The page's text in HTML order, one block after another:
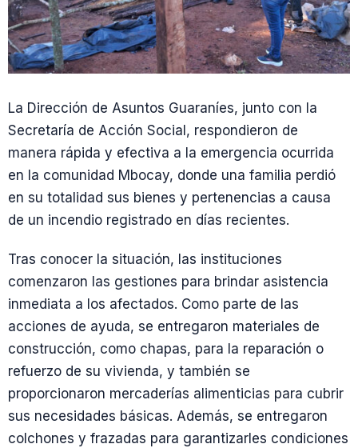
La Dirección de Asuntos Guaraníes, junto con la
Secretaría de Acción Social, respondieron de
manera rápida y efectiva a la emergencia ocurrida
en la comunidad Mbocay, donde una familia perdió
en su totalidad sus bienes y pertenencias a causa
de un incendio registrado en días recientes.
Tras conocer la situación, las instituciones
comenzaron las gestiones para brindar asistencia
inmediata a los afectados. Como parte de las
acciones de ayuda, se entregaron materiales de
construcción, como chapas, para la reparación o
refuerzo de su vivienda, y también se
proporcionaron mercaderías alimenticias para cubrir
sus necesidades básicas. Además, se entregaron
colchones y frazadas para garantizarles condiciones